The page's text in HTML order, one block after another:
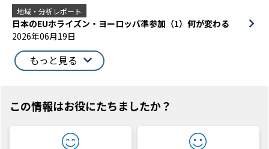
地域・分析レポート
日本のEUホライズン・ヨーロッパ準参加（1）何が変わる
2026年06月19日
もっと見る
この情報はお役にたちましたか？